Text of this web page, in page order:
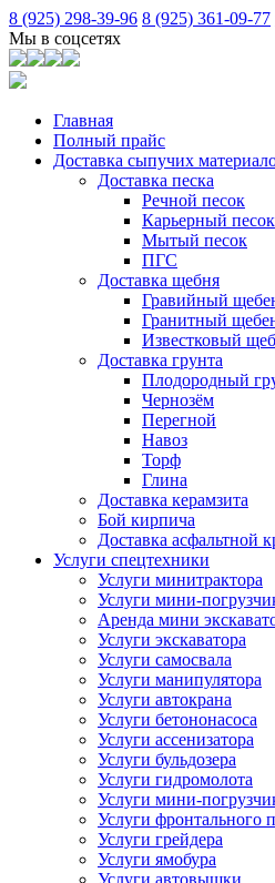
8 (925) 298-39-96 8 (925) 361-09-77
Мы в соцсетях
Главная
Полный прайс
Доставка сыпучих
Доставка песка
Речной песок
Карьерный песок
Мытый песок
ПГС
Доставка щебня
Гравийный
Гранитный
Известковый
Доставка грунта
Плодородный
Чернозём
Перегной
Навоз
Торф
Глина
Доставка керамзита
Бой кирпича
Доставка асфальтной
Услуги спецтехники
Услуги минитрактора
Услуги мини-
Аренда мини
Услуги экскаватора
Услуги самосвала
Услуги манипулятора
Услуги автокрана
Услуги бетононасоса
Услуги ассенизатора
Услуги бульдозера
Услуги гидромолота
Услуги мини-
Услуги фронтального
Услуги грейдера
Услуги ямобура
Услуги автовышки